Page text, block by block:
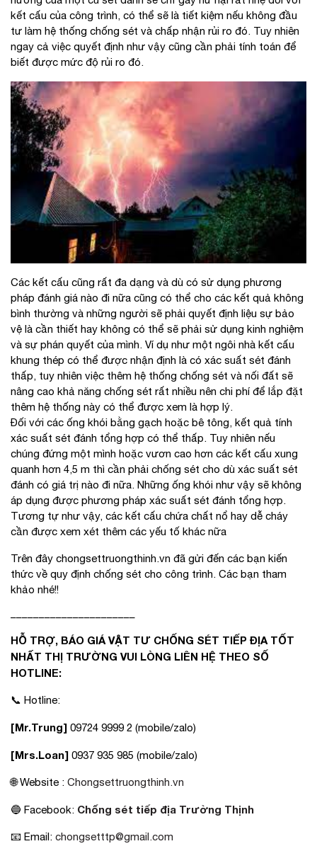
kết cấu của công trình, có thể sẽ là tiết kiệm nếu không đầu
tư làm hệ thống chống sét và chấp nhận rủi ro đó. Tuy nhiên
ngay cả việc quyết định như vậy cũng cần phải tính toán để
biết được mức độ rủi ro đó.
Các kết cấu cũng rất đa dạng và dù có sử dụng phương
pháp đánh giá nào đi nữa cũng có thể cho các kết quả không
bình thường và những người sẽ phải quyết định liệu sự bảo
vệ là cần thiết hay không có thể sẽ phải sử dụng kinh nghiệm
và sự phán quyết của mình. Ví dụ như một ngôi nhà kết cấu
khung thép có thể được nhận định là có xác suất sét đánh
thấp, tuy nhiên việc thêm hệ thống chống sét và nối đất sẽ
nâng cao khả năng chống sét rất nhiều nên chi phí để lắp đặt
thêm hệ thống này có thể được xem là hợp lý.
Đối với các ống khói bằng gạch hoặc bê tông, kết quả tính
xác suất sét đánh tổng hợp có thể thấp. Tuy nhiên nếu
chúng đứng một mình hoặc vươn cao hơn các kết cấu xung
quanh hơn 4,5 m thì cần phải chống sét cho dù xác suất sét
đánh có giá trị nào đi nữa. Những ống khói như vậy sẽ không
áp dụng được phương pháp xác suất sét đánh tổng hợp.
Tương tự như vậy, các kết cấu chứa chất nổ hay dễ cháy
cần được xem xét thêm các yếu tố khác nữa
Trên đây chongsettruongthinh.vn đã gửi đến các bạn kiến
thức về quy định chống sét cho công trình. Các bạn tham
khảo nhé!!
HỖ TRỢ, BÁO GIÁ VẬT TƯ CHỐNG SÉT TIẾP ĐỊA TỐT
NHẤT THỊ TRƯỜNG VUI LÒNG LIÊN HỆ THEO SỐ
HOTLINE:
📞 Hotline:
[Mr.Trung] 09724 9999 2 (mobile/zalo)
[Mrs.Loan] 0937 935 985 (mobile/zalo)
🌐 Website : Chongsettruongthinh.vn
🔵 Facebook: Chống sét tiếp địa Trường Thịnh
📧 Email: chongsetttp@gmail.com